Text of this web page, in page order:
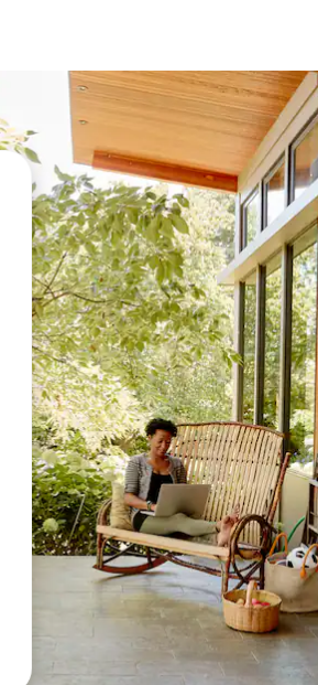
le haut et vers le bas pour les parcourir ou